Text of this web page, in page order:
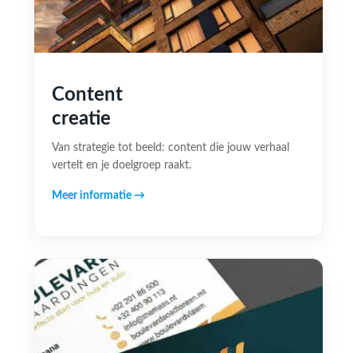
Content
creatie
Van strategie tot beeld: content die jouw verhaal
vertelt en je doelgroep raakt.
Meer informatie →